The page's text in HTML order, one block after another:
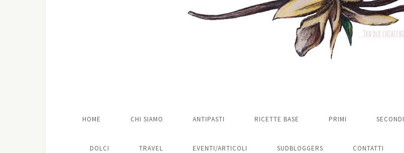
HOME CHI SIAMO ANTIPASTI RICETTE BASE PRIMI SECONDI
DOLCI TRAVEL EVENTI/ARTICOLI SUDBLOGGERS CONTATTI